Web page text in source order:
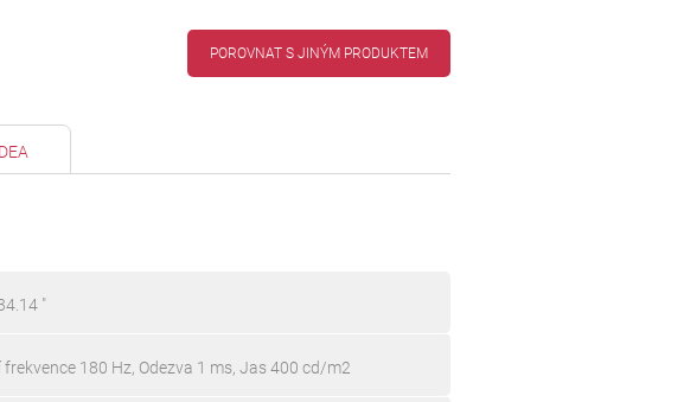
POROVNAT S JINÝM PRODUKTEM
"
frekvence 180 Hz, Odezva 1 ms, Jas 400 cd/m2